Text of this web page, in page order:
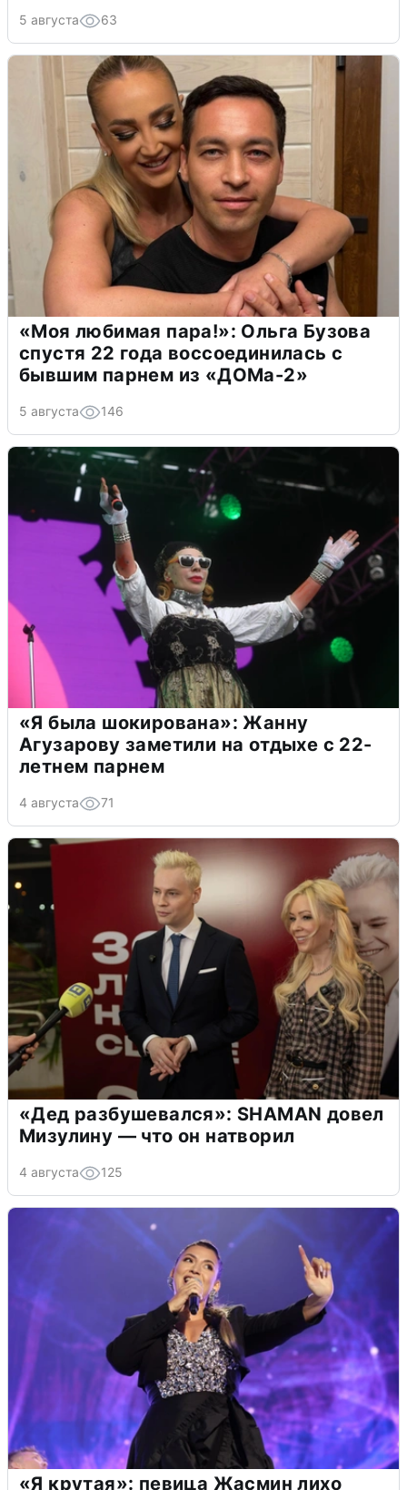
5 августа 63
«Моя любимая пара!»: Ольга Бузова
спустя 22 года воссоединилась с
бывшим парнем из «ДОМа-2»
5 августа 146
«Я была шокирована»: Жанну
Агузарову заметили на отдыхе с 22-
летнем парнем
4 августа 71
«Дед разбушевался»: SHAMAN довел
Мизулину — что он натворил
4 августа 125
«Я крутая»: певица Жасмин лихо